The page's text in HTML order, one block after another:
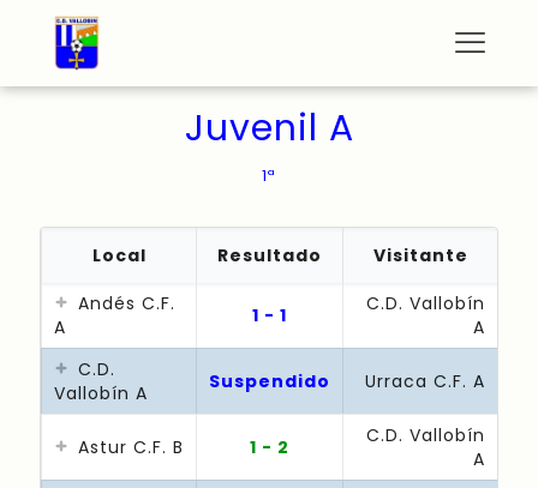
Juvenil A
1ª
Local Resultado
Visitante
Andés C.F.
A
1 - 1
C.D. Vallobín
A
C.D.
Vallobín A
Suspendido Urraca C.F. A
Astur C.F. B 1 - 2
C.D. Vallobín
A